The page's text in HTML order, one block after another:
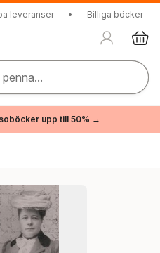
leveranser • Billiga böcker
upp till 50% →